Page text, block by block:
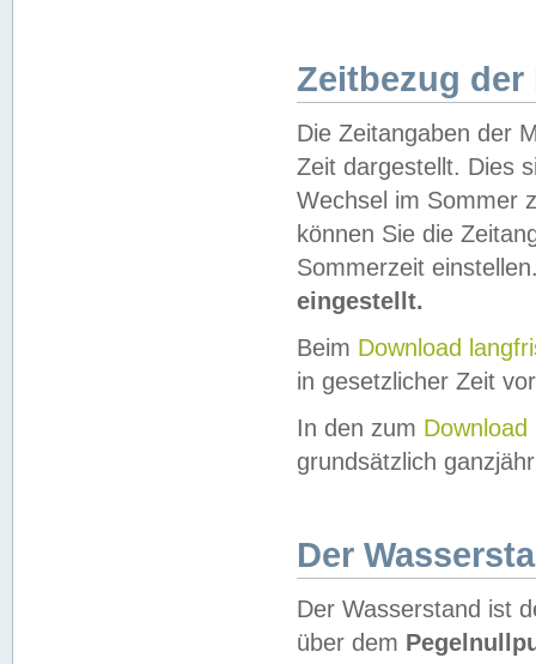
Zeitbezug der
Die Zeitangaben der
Zeit dargestellt. Dies
Wechsel im Sommer
können Sie die
Sommerzeit
eingestellt.
Beim Download
in gesetzlicher Zeit
In den zum Download
grundsätzlich
Der
Der Wasserstand ist
über dem